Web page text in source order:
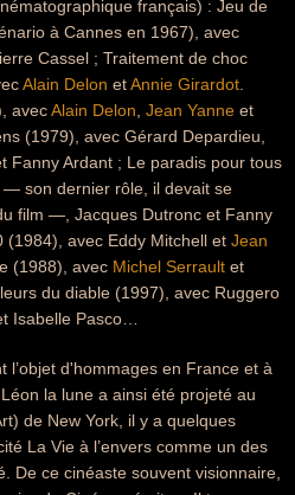
français) : Jeu de
à Cannes en 1967), avec
Cassel ; Traitement de choc
Alain Delon etAnnie Girardot
avecAlain Delon Jean Yanne et
(1979), avec Gérard Depardieu,
Fanny Ardant ; Le paradis pour tous
— son dernier rôle, il devait se
film —, Jacques Dutronc et Fanny
avec Eddy Mitchell et Jean
(1988), avec Michel Serrault et
du diable (1997), avec Ruggero
Isabelle Pasco…
l’objet d'hommages en France et à
la lune a ainsi été projeté au
de New York, il y a quelques
La Vie à l’envers comme un des
De ce cinéaste souvent visionnaire,